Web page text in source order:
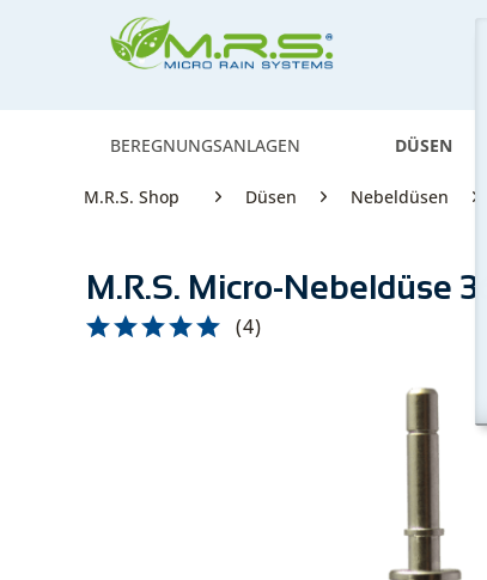
BEREGNUNGSANLAGEN DÜSEN
M.R.S. Shop Düsen Nebeldüsen
M.R.S. Micro-Nebeldüse
(4)